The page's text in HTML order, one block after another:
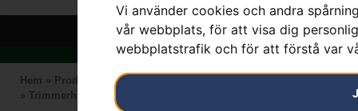
Vi använder cookies och andra
vår webbplats, för att visa dig
webbplatstrafik och för att förstå var
Hem » Produkter »HUSQVARNA
» Trimmerhuvud T25